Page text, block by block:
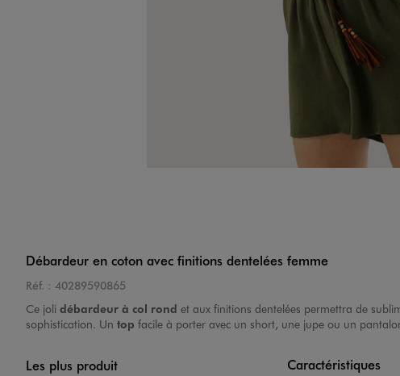
Débardeur en coton avec finitions dentelées femme
Réf. : 40289590865
Ce joli débardeur à col rond et aux finitions dentelées permettra de
sophistication. Un top facile à porter avec un short, une jupe ou un
Les plus produit Caractéristiques